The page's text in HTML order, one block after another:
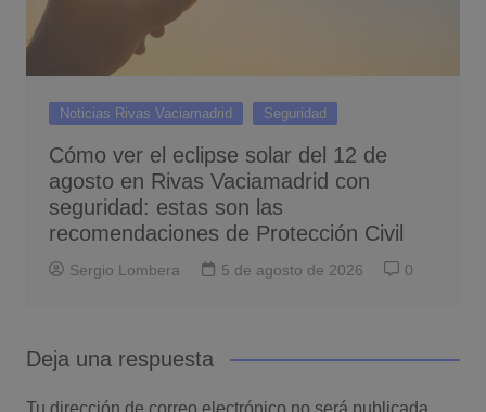
Noticias Rivas Vaciamadrid Seguridad
Cómo ver el eclipse solar del 12 de
agosto en Rivas Vaciamadrid con
seguridad: estas son las
recomendaciones de Protección Civil
Sergio Lombera 5 de agosto de 2026 0
Deja una respuesta